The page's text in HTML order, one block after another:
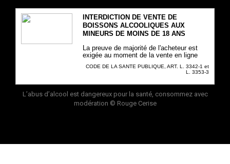
INTERDICTION DE VENTE DE
BOISSONS ALCOOLIQUES AUX
MINEURS DE MOINS DE 18 ANS
La preuve de majorité de l'acheteur est
exigée au moment de la vente en ligne
CODE DE LA SANTE PUBLIQUE, ART. L. 3342-1 et
L. 3353-3
L’abus d’alcool est dangereux pour la santé, consommez avec
modération © Rouge Cerise